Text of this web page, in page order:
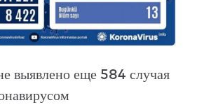
выявлено еще 584 случая